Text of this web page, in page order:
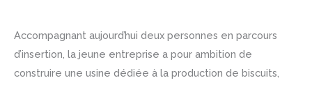
Accompagnant aujourd’hui deux personnes en parcours
d’insertion, la jeune entreprise a pour ambition de
construire une usine dédiée à la production de biscuits,